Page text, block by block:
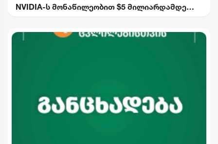
NVIDIA-ს მონაწილეობით $5 მილიარდამდე